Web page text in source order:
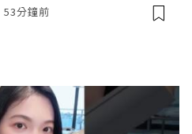
53分鐘前